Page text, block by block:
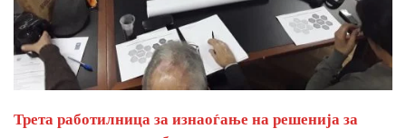
Трета работилница за изнаоѓање на решенија за